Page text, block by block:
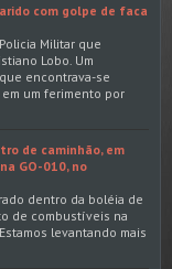
com golpe de faca
Militar que
Lobo. Um
encontrava-se
um ferimento por
de caminhão, em
GO-010, no
dentro da boléia de
de combustíveis na
levantando mais